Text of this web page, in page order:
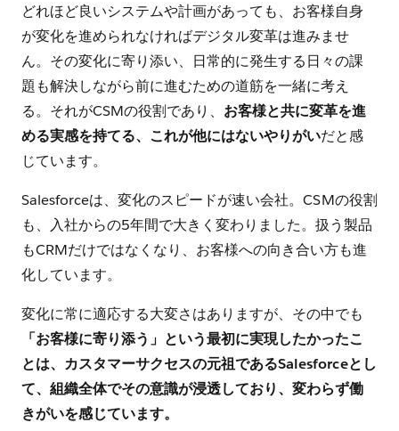
どれほど良いシステムや計画があっても、お客様自身
が変化を進められなければデジタル変革は進みませ
ん。その変化に寄り添い、日常的に発生する日々の課
題も解決しながら前に進むための道筋を一緒に考え
る。それがCSMの役割であり、 お客様と共に変革を進
める実感を持てる、これが他にはないやりがいだと感
じています。
Salesforceは、変化のスピードが速い会社。CSMの役割
も、入社からの5年間で大きく変わりました。扱う製品
もCRMだけではなくなり、お客様への向き合い方も進
化しています。
変化に常に適応する大変さはありますが、その中でも
「お客様に寄り添う」という最初に実現したかったこ
とは、カスタマーサクセスの元祖であるSalesforceとし
て、組織全体でその意識が浸透しており、変わらず働
きがいを感じています。